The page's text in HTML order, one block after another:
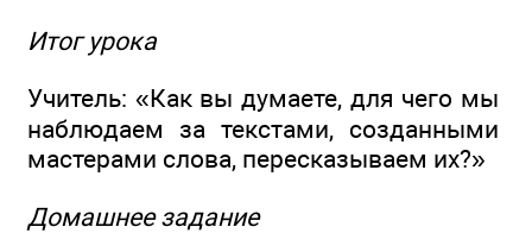
Итог урока
Учитель: «Как вы думаете, для чего мы
наблюдаем за текстами, созданными
мастерами слова, пересказываем их?»
Домашнее задание